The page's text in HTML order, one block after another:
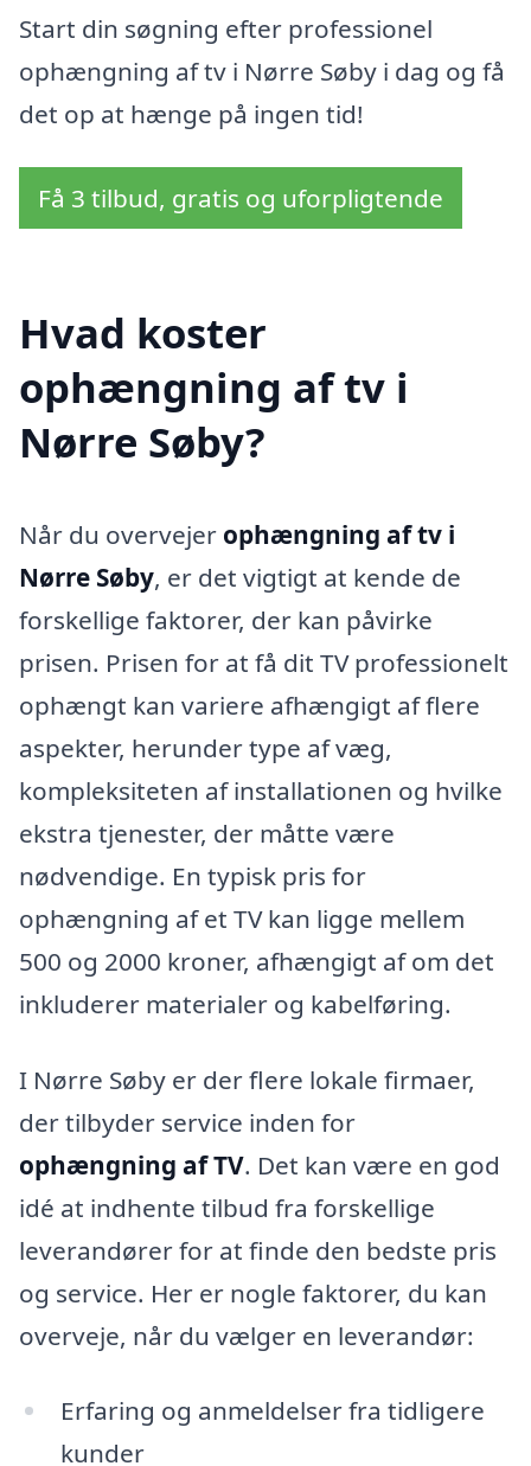
Start din søgning efter professionel
ophængning af tv i Nørre Søby i dag og få
det op at hænge på ingen tid!
Få 3 tilbud, gratis og uforpligtende
Hvad koster
ophængning af tv i
Nørre Søby?
Når du overvejer ophængning af tv i
Nørre Søby, er det vigtigt at kende de
forskellige faktorer, der kan påvirke
prisen. Prisen for at få dit TV professionelt
ophængt kan variere afhængigt af flere
aspekter, herunder type af væg,
kompleksiteten af installationen og hvilke
ekstra tjenester, der måtte være
nødvendige. En typisk pris for
ophængning af et TV kan ligge mellem
500 og 2000 kroner, afhængigt af om det
inkluderer materialer og kabelføring.
I Nørre Søby er der flere lokale firmaer,
der tilbyder service inden for
ophængning af TV. Det kan være en god
idé at indhente tilbud fra forskellige
leverandører for at finde den bedste pris
og service. Her er nogle faktorer, du kan
overveje, når du vælger en leverandør:
Erfaring og anmeldelser fra tidligere
kunder